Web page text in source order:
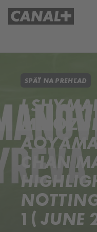
SPÄŤ NA PREHĽAD
I
M
CHAN
1 ( JUNE